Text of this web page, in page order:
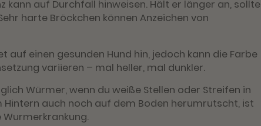
kann auf Durchfall hinweisen. Hält er länger an, sollte
harte Bröckchen können Anzeichen von
auf einen gesunden Hund hin, jedoch kann die Farbe
variieren – mal heller, mal dunkler.
Würmer, wenn du weiße Stellen oder Streifen in
Hintern auch noch auf dem Boden herumrutscht, ist
Wurmerkrankung.